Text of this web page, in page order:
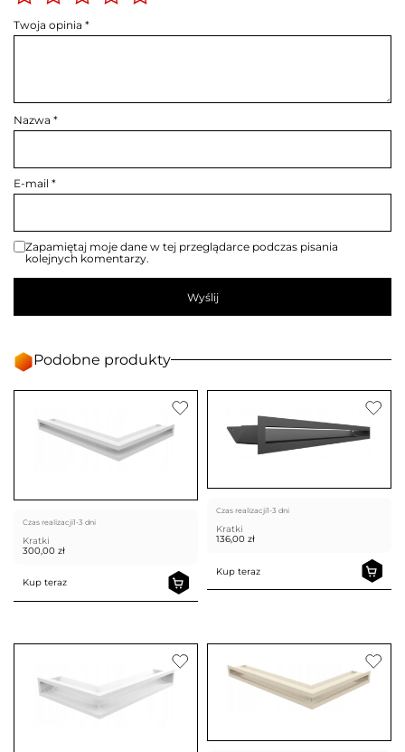
Twoja opinia *
Nazwa *
E-mail *
Zapamiętaj moje dane w tej przeglądarce podczas pisania
kolejnych komentarzy.
Podobne produkty
Czas realizacji1-3 dni
Kratki
300,00 zł
Kup teraz
Czas realizacji1-3 dni
Kratki
136,00 zł
Kup teraz